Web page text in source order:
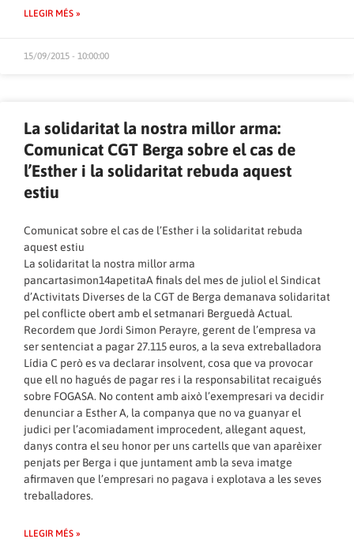
LLEGIR MÉS »
15/09/2015 - 10:00:00
La solidaritat la nostra millor arma:
Comunicat CGT Berga sobre el cas de
l’Esther i la solidaritat rebuda aquest
estiu
Comunicat sobre el cas de l’Esther i la solidaritat rebuda
aquest estiu
La solidaritat la nostra millor arma
pancartasimon14apetitaA finals del mes de juliol el Sindicat
d’Activitats Diverses de la CGT de Berga demanava solidaritat
pel conflicte obert amb el setmanari Berguedà Actual.
Recordem que Jordi Simon Perayre, gerent de l’empresa va
ser sentenciat a pagar 27.115 euros, a la seva extreballadora
Lídia C però es va declarar insolvent, cosa que va provocar
que ell no hagués de pagar res i la responsabilitat recaigués
sobre FOGASA. No content amb això l’exempresari va decidir
denunciar a Esther A, la companya que no va guanyar el
judici per l’acomiadament improcedent, al·legant aquest,
danys contra el seu honor per uns cartells que van aparèixer
penjats per Berga i que juntament amb la seva imatge
afirmaven que l’empresari no pagava i explotava a les seves
treballadores.
LLEGIR MÉS »